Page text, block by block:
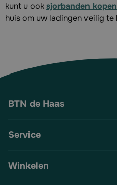
kunt u ooksjorbanden kopen
huis om uw ladingen veilig te
BTN de Haas
Service
Winkelen